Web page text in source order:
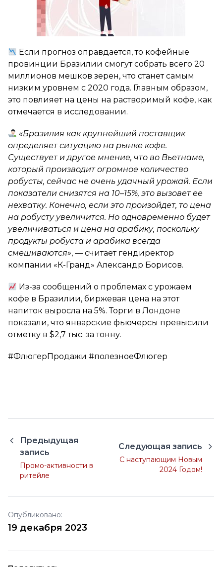
Опубликовано:
19 декабря 2023
Если прогноз оправдается, то кофейные
провинции Бразилии смогут собрать всего 20
миллионов мешков зерен, что станет самым
низким уровнем с 2020 года. Главным образом,
это повлияет на цены на растворимый кофе, как
отмечается в исследовании.
«Бразилия как крупнейший поставщик
определяет ситуацию на рынке кофе.
Существует и другое мнение, что во Вьетнаме,
который производит огромное количество
робусты, сейчас не очень удачный урожай. Если
показатели снизятся на 10–15%, это вызовет ее
нехватку. Конечно, если это произойдет, то цена
на робусту увеличится. Но одновременно будет
увеличиваться и цена на арабику, поскольку
продукты робуста и арабика всегда
смешиваются», — считает гендиректор
компании «К-Гранд» Александр Борисов.
Из-за сообщений о проблемах с урожаем
кофе в Бразилии, биржевая цена на этот
напиток выросла на 5%. Торги в Лондоне
показали, что январские фьючерсы превысили
отметку в $2,7 тыс. за тонну.
#ФлюгерПродажи #полезноеФлюгер
Предыдущая
запись
Промо-активности в
ритейле
Следующая запись
С наступающим Новым
2024 Годом!